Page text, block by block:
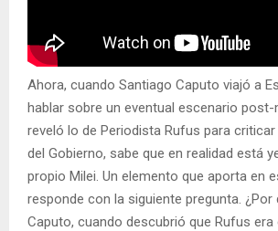
Ahora, cuando Santiago Caputo viajó a
hablar sobre un eventual escenario post-
reveló lo de Periodista Rufus para criticar
del Gobierno, sabe que en realidad está
propio Milei. Un elemento que aporta en
responde con la siguiente pregunta. ¿Por
Caputo, cuando descubrió que Rufus era